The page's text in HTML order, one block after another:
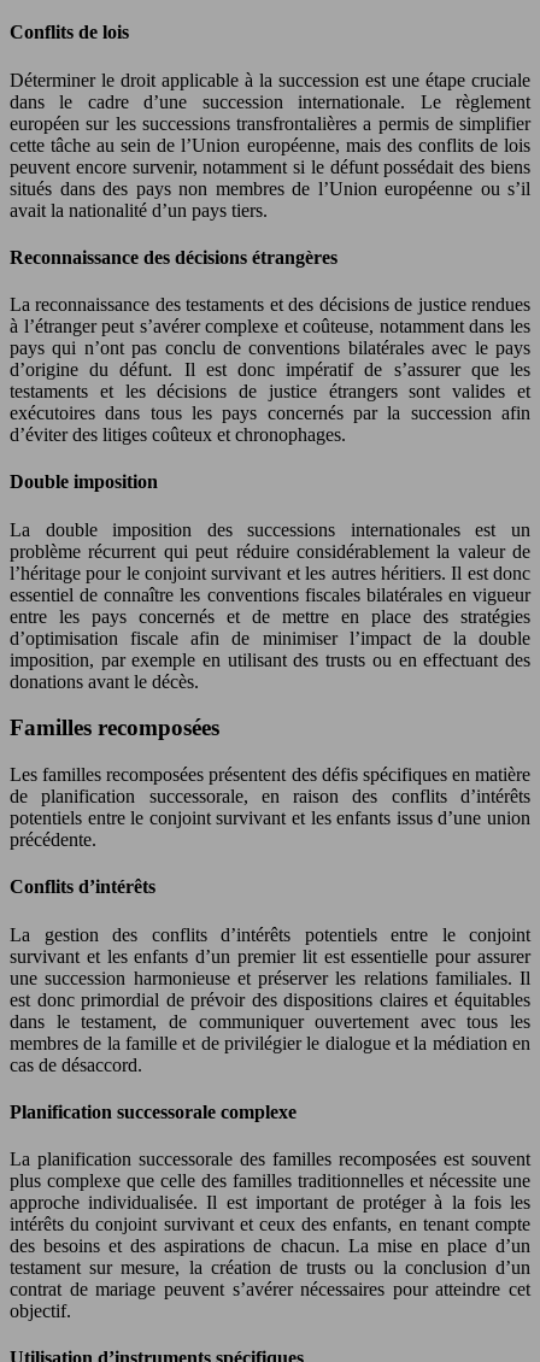
Conflits de lois
Déterminer le droit applicable à la succession est une étape cruciale
dans le cadre d’une succession internationale. Le règlement
européen sur les successions transfrontalières a permis de simplifier
cette tâche au sein de l’Union européenne, mais des conflits de lois
peuvent encore survenir, notamment si le défunt possédait des biens
situés dans des pays non membres de l’Union européenne ou s’il
avait la nationalité d’un pays tiers.
Reconnaissance des décisions étrangères
La reconnaissance des testaments et des décisions de justice rendues
à l’étranger peut s’avérer complexe et coûteuse, notamment dans les
pays qui n’ont pas conclu de conventions bilatérales avec le pays
d’origine du défunt. Il est donc impératif de s’assurer que les
testaments et les décisions de justice étrangers sont valides et
exécutoires dans tous les pays concernés par la succession afin
d’éviter des litiges coûteux et chronophages.
Double imposition
La double imposition des successions internationales est un
problème récurrent qui peut réduire considérablement la valeur de
l’héritage pour le conjoint survivant et les autres héritiers. Il est donc
essentiel de connaître les conventions fiscales bilatérales en vigueur
entre les pays concernés et de mettre en place des stratégies
d’optimisation fiscale afin de minimiser l’impact de la double
imposition, par exemple en utilisant des trusts ou en effectuant des
donations avant le décès.
Familles recomposées
Les familles recomposées présentent des défis spécifiques en matière
de planification successorale, en raison des conflits d’intérêts
potentiels entre le conjoint survivant et les enfants issus d’une union
précédente.
Conflits d’intérêts
La gestion des conflits d’intérêts potentiels entre le conjoint
survivant et les enfants d’un premier lit est essentielle pour assurer
une succession harmonieuse et préserver les relations familiales. Il
est donc primordial de prévoir des dispositions claires et équitables
dans le testament, de communiquer ouvertement avec tous les
membres de la famille et de privilégier le dialogue et la médiation en
cas de désaccord.
Planification successorale complexe
La planification successorale des familles recomposées est souvent
plus complexe que celle des familles traditionnelles et nécessite une
approche individualisée. Il est important de protéger à la fois les
intérêts du conjoint survivant et ceux des enfants, en tenant compte
des besoins et des aspirations de chacun. La mise en place d’un
testament sur mesure, la création de trusts ou la conclusion d’un
contrat de mariage peuvent s’avérer nécessaires pour atteindre cet
objectif.